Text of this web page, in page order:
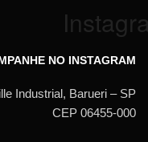
NO INSTAGRAM
Industrial, Barueri – SP
CEP 06455-000